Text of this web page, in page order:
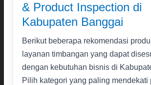
& Product Inspection di
Kabupaten Banggai
Berikut beberapa rekomendasi
layanan timbangan yang dapat
dengan kebutuhan bisnis di
Pilih kategori yang paling mendekati